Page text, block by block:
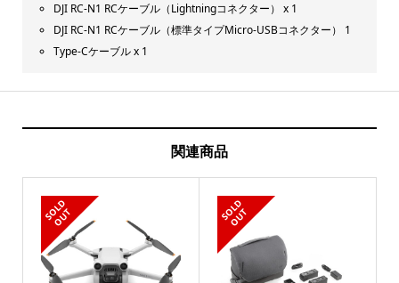
DJI RC-N1 RCケーブル（Lightningコネクター） x 1
DJI RC-N1 RCケーブル（標準タイプMicro-USBコネクター） 1
Type-Cケーブル x 1
関連商品
S
O
L
D
O
U
T S
O
L
D
O
U
T